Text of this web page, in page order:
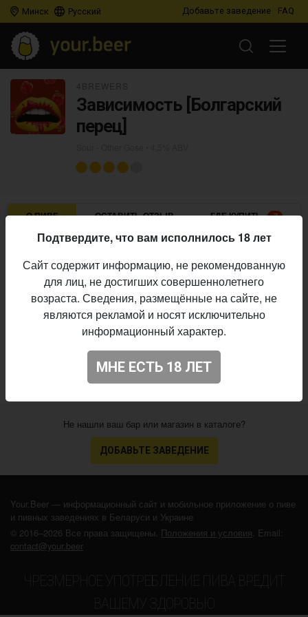
Минск Русский Добавьте заведение FAQ
Зависимость [Болгарский
перец]
О ПИВЕ ОСТАВИТЬ ОТЗЫВ ГДЕ КУПИТЬ 7
Стиль:
Sour - Other Gose
Алкоголь:
4,5%
выпуска:
10.10.2022
4.156
Не нашли ваш бар или магазин в каталоге?
ДОБАВЬТЕ ЗАВЕДЕНИЕ
Your.Beer — информационный сайт и мобильное приложение о пиве
и пивных заведениях в Беларуси и Украине
© 2016–2026 Все права защищены. Положения и условия. Email:
contact@your.beer
ЧРЕЗМЕРНОЕ УПОТРЕБЛЕНИЕ ПИВА ВРЕДИТ
ВАШЕМУ ЗДОРОВЬЮ
Подтвердите, что вам исполнилось 18 лет
Сайт содержит информацию, не рекомендованную
для лиц, не достигших совершеннолетнего
возраста. Сведения, размещённые на сайте, не
являются рекламой и носят исключительно
информационный характер.
МНЕ ЕСТЬ 18 ЛЕТ